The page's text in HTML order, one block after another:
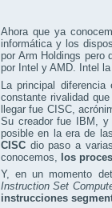
Ahora que ya
informática y los
por Arm Holdings pero
por Intel y AMD. Intel
La principal
constante rivalidad
llegar fue CISC,
Su creador fue IBM,
posible en la era de
CISC dio paso a
conocemos,
los
Y, en un momento
Instruction Set
instrucciones